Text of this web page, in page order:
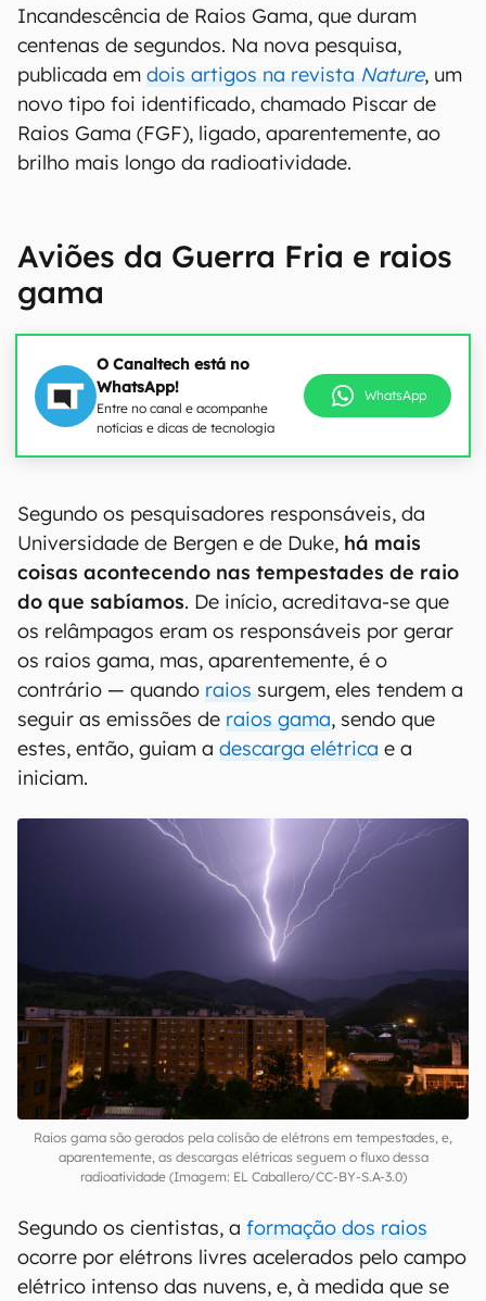
Incandescência de Raios Gama, que duram
centenas de segundos. Na nova pesquisa,
publicada em dois artigos na revista Nature, um
novo tipo foi identificado, chamado Piscar de
Raios Gama (FGF), ligado, aparentemente, ao
brilho mais longo da radioatividade.
Aviões da Guerra Fria e raios
gama
O Canaltech está no
WhatsApp!
Entre no canal e acompanhe
notícias e dicas de tecnologia
WhatsApp
Segundo os pesquisadores responsáveis, da
coisas acontecendo nas tempestades de raio
. De início, acreditava-se que
os relâmpagos eram os responsáveis por gerar
os raios gama, mas, aparentemente, é o
surgem, eles tendem a
seguir as emissões de
raios gama, sendo que
estes, então, guiam a
descarga elétrica
iniciam.